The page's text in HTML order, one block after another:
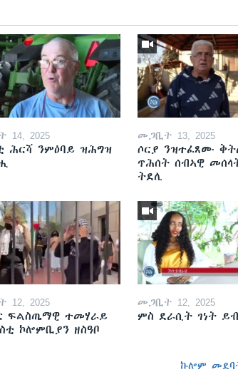
14, 2025
ሕርሻ ንምዕባይ ዝሕግዝ
መጋቢት 13, 2025
ሶርያ ንዝተፈጸሙ
ጥሕሰት ሰብኣዊ
ትደሊ
12, 2025
ፍልስጤማዊ ተመሃራይ
ኮሎምቢያን ዘስዓቦ
መጋቢት 12, 2025
ምስ ደራሲት ገነት
ኩሎም